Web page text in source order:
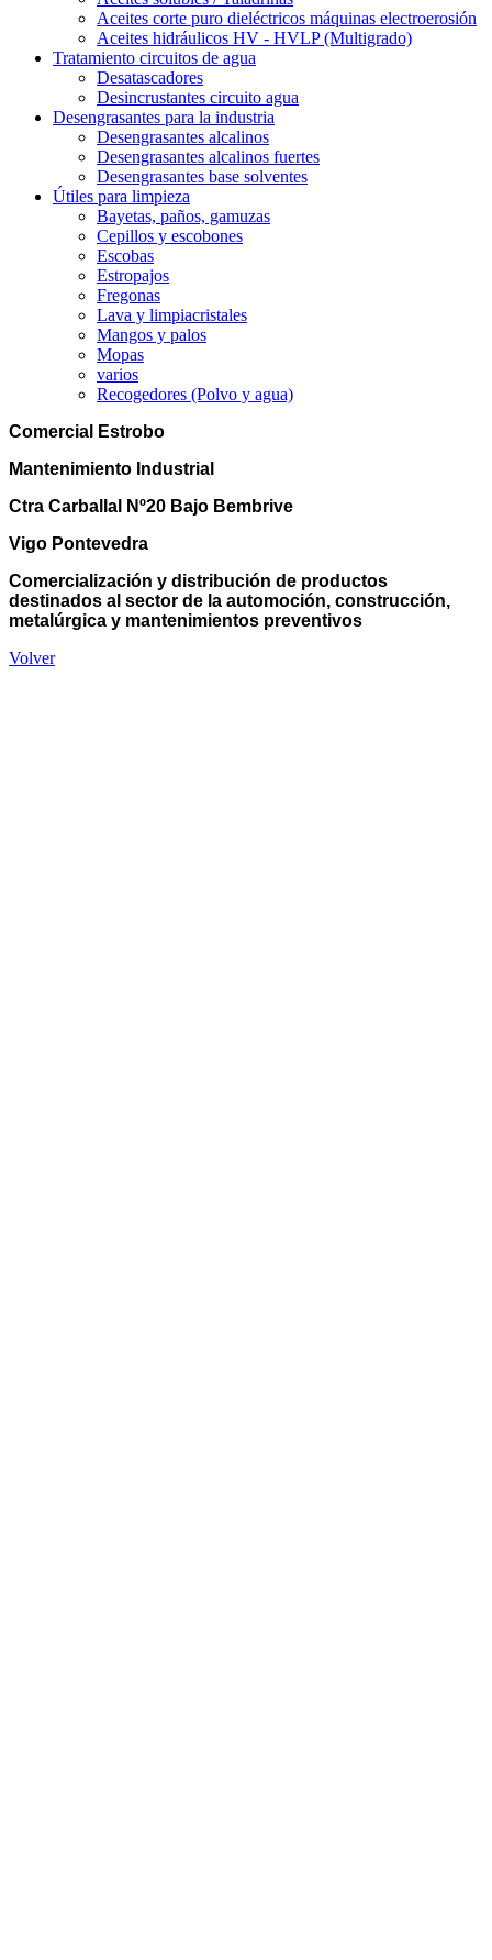
Aceites corte puro dieléctricos máquinas electroerosión
Aceites hidráulicos HV - HVLP (Multigrado)
Tratamiento circuitos de agua
Desatascadores
Desincrustantes circuito agua
Desengrasantes para la industria
Desengrasantes alcalinos
Desengrasantes alcalinos fuertes
Desengrasantes base solventes
Útiles para limpieza
Bayetas, paños, gamuzas
Cepillos y escobones
Escobas
Estropajos
Fregonas
Lava y limpiacristales
Mangos y palos
Mopas
varios
Recogedores (Polvo y agua)
Comercial Estrobo
Mantenimiento Industrial
Ctra Carballal Nº20 Bajo Bembrive
Vigo Pontevedra
Comercialización y distribución de productos
destinados al sector de la automoción, construcción,
metalúrgica y mantenimientos preventivos
Volver